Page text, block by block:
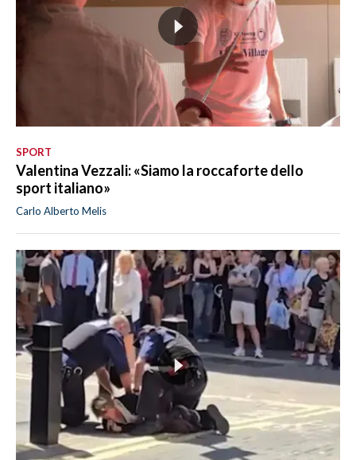
SPORT
Valentina Vezzali: «Siamo la roccaforte dello
sport italiano»
Carlo Alberto Melis